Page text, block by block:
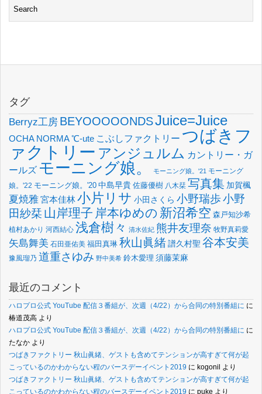
タグ
Berryz工房 BEYOOOOONDSJuice=Juice
OCHA NORMA℃-ute こぶしファクトリー つばきフ
ァクトリー アンジュルム カントリー・ガ
ールズ モーニング娘。 モーニング娘。'21 モーニング
娘。'22 モーニング娘。'20 中島早貴 佐藤優樹 八木栞 写真集 加賀楓
夏焼雅宮本佳林小片リサ 小田さくら 小野瑞歩小野
田紗栞 山岸理子 岸本ゆめの 新沼希空 森戸知沙希
植村あかり 河西結心 浅倉樹々 清水佐紀 熊井友理奈 牧野真莉愛
矢島舞美 石田亜佑美 福田真琳 秋山眞緒譜久村聖 谷本安美
豫風瑠乃 道重さゆみ 野中美希 鈴木愛理 須藤茉麻
最近のコメント
ハロプロ公式 YouTube 配信３番組が、次週（4/22）から合同の特別番組に に
椿道茂高 より
ハロプロ公式 YouTube 配信３番組が、次週（4/22）から合同の特別番組に に
たなか より
つばきファクトリー 秋山眞緒、ゲストも含めてテンションが高すぎて何が起
こっているのかわからない程のバースデーイベント2019 に kogonil より
つばきファクトリー 秋山眞緒、ゲストも含めてテンションが高すぎて何が起
こっているのかわからない程のバースデーイベント2019 に puke より